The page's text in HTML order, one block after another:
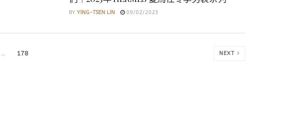
BY YING-TSEN LIN 09/02/2023
… 178 NEXT